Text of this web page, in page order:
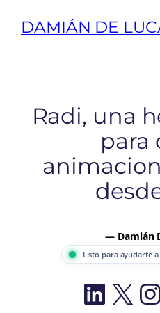
DAMIÁN DE
Radi, una
para
— Damián
Listo para ayudarte
X